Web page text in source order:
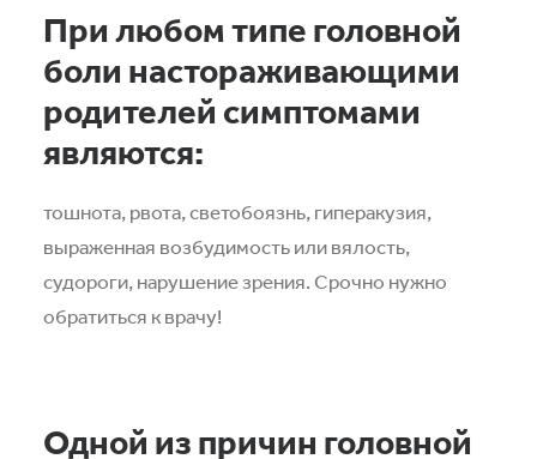
При любом типе головной
боли настораживающими
родителей симптомами
являются:
тошнота, рвота, светобоязнь, гиперакузия,
выраженная возбудимость или вялость,
судороги, нарушение зрения. Срочно нужно
обратиться к врачу!
Одной из причин головной